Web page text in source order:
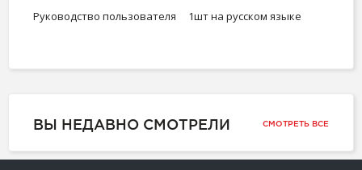
Руководство пользователя
1шт на русском языке
ВЫ НЕДАВНО СМОТРЕЛИ СМОТРЕТЬ ВСЕ